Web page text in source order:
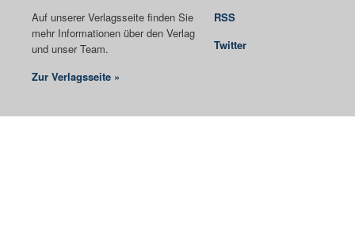
Auf unserer Verlagsseite finden Sie
mehr Informationen über den Verlag
und unser Team.
Zur Verlagsseite »
RSS
Twitter